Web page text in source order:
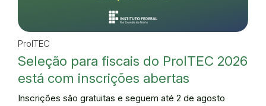
ProITEC
Seleção para fiscais do ProITEC 2026
está com inscrições abertas
Inscrições são gratuitas e seguem até 2 de agosto